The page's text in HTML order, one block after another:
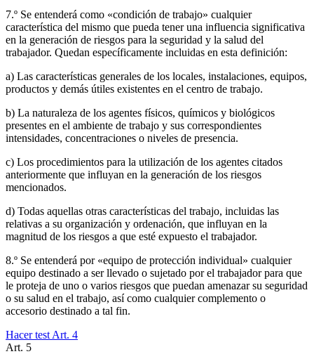
7.º Se entenderá como «condición de trabajo» cualquier
característica del mismo que pueda tener una influencia significativa
en la generación de riesgos para la seguridad y la salud del
trabajador. Quedan específicamente incluidas en esta definición:
a) Las características generales de los locales, instalaciones, equipos,
productos y demás útiles existentes en el centro de trabajo.
b) La naturaleza de los agentes físicos, químicos y biológicos
presentes en el ambiente de trabajo y sus correspondientes
intensidades, concentraciones o niveles de presencia.
c) Los procedimientos para la utilización de los agentes citados
anteriormente que influyan en la generación de los riesgos
mencionados.
d) Todas aquellas otras características del trabajo, incluidas las
relativas a su organización y ordenación, que influyan en la
magnitud de los riesgos a que esté expuesto el trabajador.
8.º Se entenderá por «equipo de protección individual» cualquier
equipo destinado a ser llevado o sujetado por el trabajador para que
le proteja de uno o varios riesgos que puedan amenazar su seguridad
o su salud en el trabajo, así como cualquier complemento o
accesorio destinado a tal fin.
Hacer test Art. 4
Art. 5